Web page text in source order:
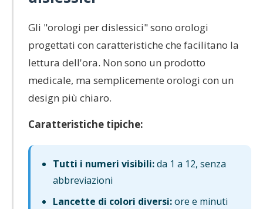
Gli "orologi per dislessici" sono orologi
progettati con caratteristiche che facilitano la
lettura dell'ora. Non sono un prodotto
medicale, ma semplicemente orologi con un
design più chiaro.
Caratteristiche tipiche:
Tutti i numeri visibili:da 1 a 12, senza
abbreviazioni
Lancette di colori diversi:ore e minuti